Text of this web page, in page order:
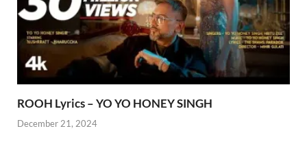
ROOH Lyrics – YO YO HONEY SINGH
December 21, 2024